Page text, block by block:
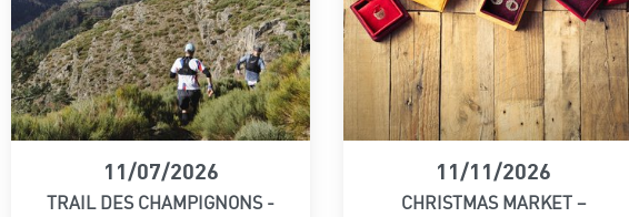
11/07/2026
TRAIL DES CHAMPIGNONS -
11/11/2026
CHRISTMAS MARKET –